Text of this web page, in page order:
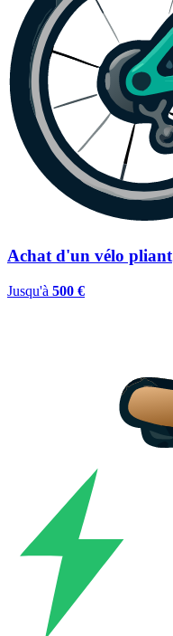
Achat d'un vélo pliant
Jusqu'à 500 €